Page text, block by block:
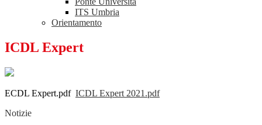
ITS Umbria
Orientamento
ICDL Expert
ECDL Expert.pdf ICDL Expert 2021.pdf
Notizie